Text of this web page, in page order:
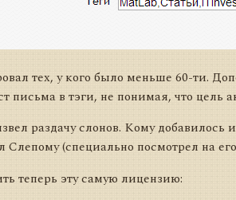
тех, у кого было меньше 60-ти.
письма в тэги, не понимая, что
раздачу слонов. Кому
Слепому (специально посмотрел на
теперь эту самую лицензию: